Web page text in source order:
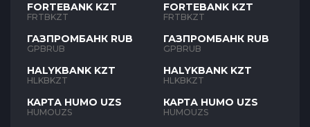
FORTEBANK KZT
FRTBKZT
ГАЗПРОМБАНК RUB
GPBRUB
HALYKBANK KZT
HLKBKZT
КАРТА HUMO UZS
HUMOUZS
FORTEBANK KZT
FRTBKZT
ГАЗПРОМБАНК RUB
GPBRUB
HALYKBANK KZT
HLKBKZT
КАРТА HUMO UZS
HUMOUZS